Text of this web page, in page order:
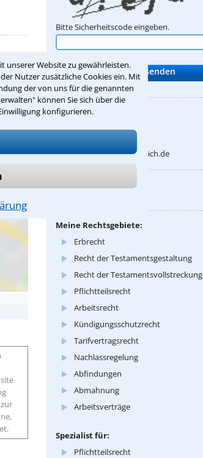
unserer Website zu gewährleisten.
Nutzer zusätzliche Cookies ein. Mit
der von uns für die genannten
können Sie sich über die
konfigurieren.
Bitte Sicherheitscode eingeben.
E-Mail:
www.rechtsanwaelte-wittich.de
Meine Rechtsgebiete:
Erbrecht
Recht der Testamentsgestaltung
Recht der Testamentsvollstreckung
Pflichtteilsrecht
Arbeitsrecht
Kündigungsschutzrecht
Tarifvertragsrecht
Nachlassregelung
Abfindungen
Abmahnung
Arbeitsverträge
Spezialist für:
Pflichtteilsrecht